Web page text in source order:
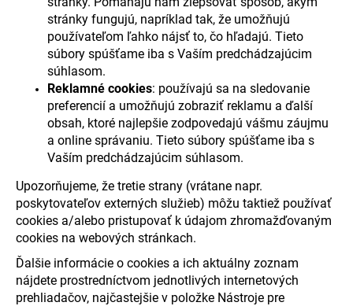
stránky fungujú, napríklad tak, že umožňujú
používateľom ľahko nájsť to, čo hľadajú. Tieto
súbory spúšťame iba s Vaším predchádzajúcim
súhlasom.
Reklamné cookies: používajú sa na sledovanie
preferencií a umožňujú zobraziť reklamu a ďalší
obsah, ktoré najlepšie zodpovedajú vášmu záujmu
a online správaniu. Tieto súbory spúšťame iba s
Vaším predchádzajúcim súhlasom.
Upozorňujeme, že tretie strany (vrátane napr.
poskytovateľov externých služieb) môžu taktiež používať
cookies a/alebo pristupovať k údajom zhromažďovaným
cookies na webových stránkach.
Ďalšie informácie o cookies a ich aktuálny zoznam
nájdete prostredníctvom jednotlivých internetových
prehliadačov, najčastejšie v položke Nástroje pre